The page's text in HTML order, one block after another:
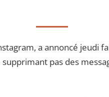
a annoncé jeudi
pas des